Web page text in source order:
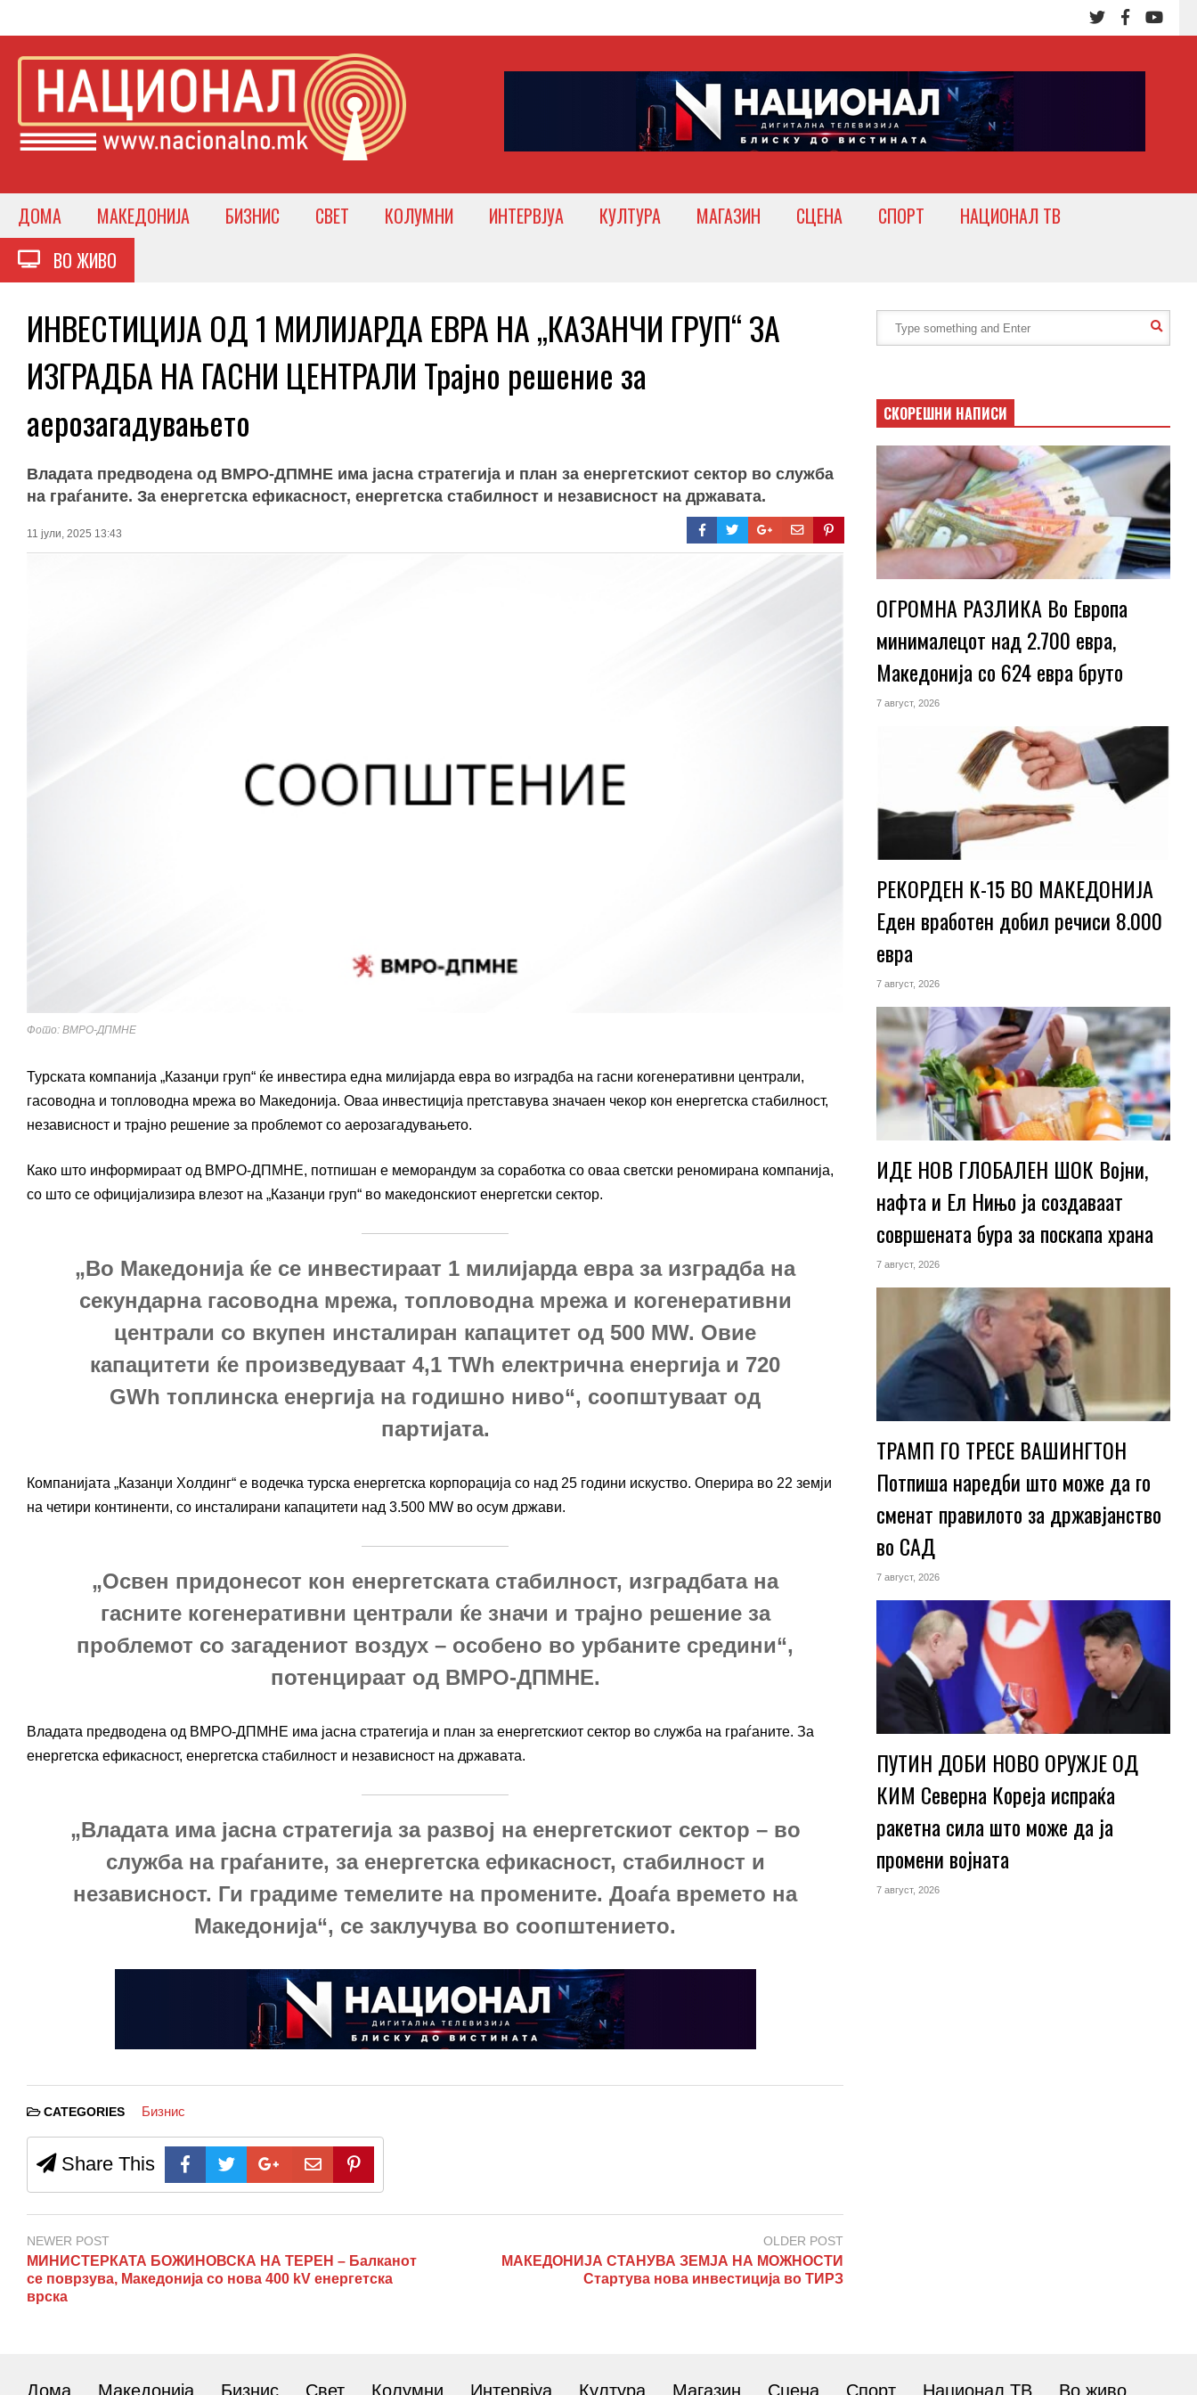
ДОМА МАКЕДОНИЈА БИЗНИС СВЕТ КОЛУМНИ ИНТЕРВЈУА КУЛТУРА МАГАЗИН СЦЕНА СПОРТ
НАЦИОНАЛ ТВ
ВО ЖИВО
ИНВЕСТИЦИЈА ОД 1 МИЛИЈАРДА ЕВРА НА „КАЗАНЧИ ГРУП“ ЗА
ИЗГРАДБА НА ГАСНИ ЦЕНТРАЛИ Трајно решение за
аерозагадувањето
Владата предводена од ВМРО-ДПМНЕ има јасна стратегија и план за енергетскиот сектор во служба
на граѓаните. За енергетска ефикасност, енергетска стабилност и независност на државата.
11 јули, 2025 13:43
Фото: ВМРО-ДПМНЕ
Турската компанија „Казанџи груп“ ќе инвестира една милијарда евра во изградба на гасни когенеративни централи,
гасоводна и топловодна мрежа во Македонија. Оваа инвестиција претставува значаен чекор кон енергетска стабилност,
независност и трајно решение за проблемот со аерозагадувањето.
Како што информираат од ВМРО-ДПМНЕ, потпишан е меморандум за соработка со оваа светски реномирана компанија,
со што се официјализира влезот на „Казанџи груп“ во македонскиот енергетски сектор.
„Во Македонија ќе се инвестираат 1 милијарда евра за изградба на
секундарна гасоводна мрежа, топловодна мрежа и когенеративни
централи со вкупен инсталиран капацитет од 500 MW. Овие
капацитети ќе произведуваат 4,1 TWh електрична енергија и 720
GWh топлинска енергија на годишно ниво“, соопштуваат од
партијата.
Компанијата „Казанџи Холдинг“ е водечка турска енергетска корпорација со над 25 години искуство. Оперира во 22 земји
на четири континенти, со инсталирани капацитети над 3.500 MW во осум држави.
„Освен придонесот кон енергетската стабилност, изградбата на
гасните когенеративни централи ќе значи и трајно решение за
проблемот со загадениот воздух – особено во урбаните средини“,
потенцираат од ВМРО-ДПМНЕ.
Владата предводена од ВМРО-ДПМНЕ има јасна стратегија и план за енергетскиот сектор во служба на граѓаните. За
енергетска ефикасност, енергетска стабилност и независност на државата.
„Владата има јасна стратегија за развој на енергетскиот сектор – во
служба на граѓаните, за енергетска ефикасност, стабилност и
независност. Ги градиме темелите на промените. Доаѓа времето на
Македонија“, се заклучува во соопштението.
CATEGORIES Бизнис
Share This
NEWER POST
МИНИСТЕРКАТА БОЖИНОВСКА НА ТЕРЕН – Балканот
се поврзува, Македонија со нова 400 kV енергетска
врска
OLDER POST
МАКЕДОНИЈА СТАНУВА ЗЕМЈА НА МОЖНОСТИ
Стартува нова инвестиција во ТИРЗ
СКОРЕШНИ НАПИСИ
ОГРОМНА РАЗЛИКА Во Европа
минималецот над 2.700 евра,
Македонија со 624 евра бруто
7 август, 2026
РЕКОРДЕН К-15 ВО МАКЕДОНИЈА
Еден вработен добил речиси 8.000
евра
7 август, 2026
ИДЕ НОВ ГЛОБАЛЕН ШОК Војни,
нафта и Ел Нињо ја создаваат
совршената бура за поскапа храна
7 август, 2026
ТРАМП ГО ТРЕСЕ ВАШИНГТОН
Потпиша наредби што може да го
сменат правилото за државјанство
во САД
7 август, 2026
ПУТИН ДОБИ НОВО ОРУЖЈЕ ОД
КИМ Северна Кореја испраќа
ракетна сила што може да ја
промени војната
7 август, 2026
Дома Македонија Бизнис Свет Колумни Интервјуа Култура Магазин Сцена Спорт Национал ТВ Во живо